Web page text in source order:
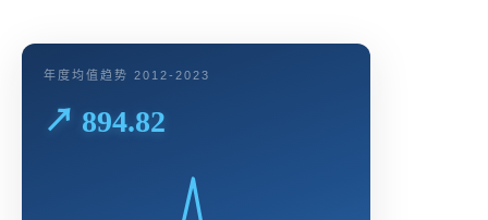
年度均值趋势 2012-2023
↗ 894.82